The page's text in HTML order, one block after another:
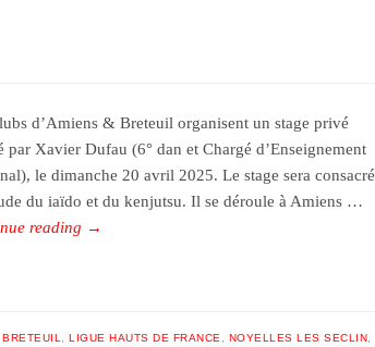
d’Amiens & Breteuil organisent un stage privé
par Xavier Dufau (6° dan et Chargé d’Enseignement
le dimanche 20 avril 2025. Le stage sera consacré
du iaïdo et du kenjutsu. Il se déroule à Amiens …
reading →
BRETEUIL, LIGUE HAUTS DE FRANCE, NOYELLES LES SECLIN,